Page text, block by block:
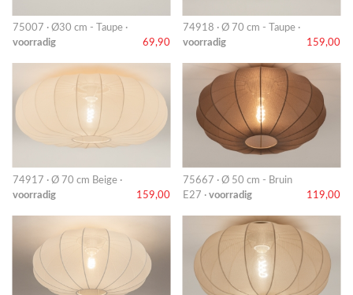
75007 · Ø30 cm - Taupe ·
voorradig
69,90
74918 · Ø 70 cm - Taupe ·
voorradig
159,00
74917 · Ø 70 cm Beige ·
voorradig
159,00
75667 · Ø 50 cm - Bruin
E27 · voorradig 119,00